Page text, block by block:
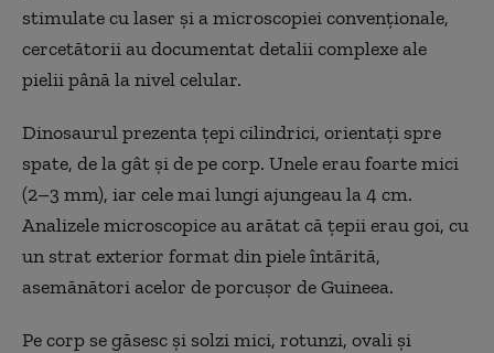
stimulate cu laser și a microscopiei convenționale,
cercetătorii au documentat detalii complexe ale
pielii până la nivel celular.
Dinosaurul prezenta țepi cilindrici, orientați spre
spate, de la gât și de pe corp. Unele erau foarte mici
(2–3 mm), iar cele mai lungi ajungeau la 4 cm.
Analizele microscopice au arătat că țepii erau goi, cu
un strat exterior format din piele întărită,
asemănători acelor de porcușor de Guineea.
Pe corp se găsesc și solzi mici, rotunzi, ovali și